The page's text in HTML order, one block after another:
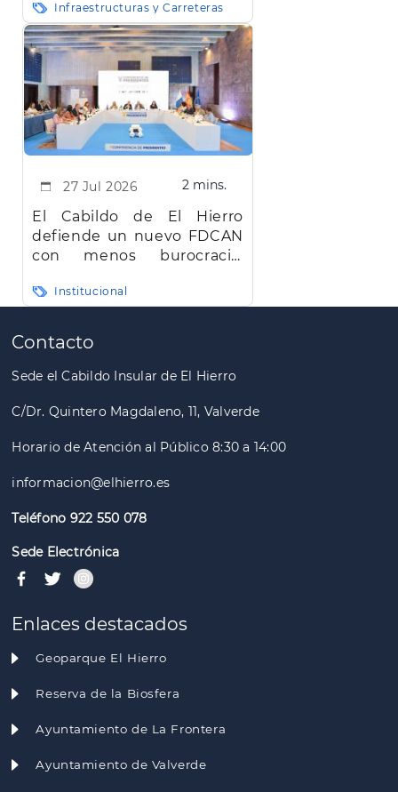
la red insular
Infraestructuras y Carreteras
27 Jul 2026 2 mins.
El Cabildo de El Hierro
defiende un nuevo FDCAN
con menos burocracia,
Institucional
Paginación
Contacto
Sede el Cabildo Insular de El Hierro
C/Dr. Quintero Magdaleno, 11, Valverde
Horario de Atención al Público 8:30 a 14:00
informacion@elhierro.es
Teléfono 922 550 078
Sede Electrónica
Enlaces destacados
Geoparque El Hierro
Reserva de la Biosfera
Ayuntamiento de La Frontera
Ayuntamiento de Valverde